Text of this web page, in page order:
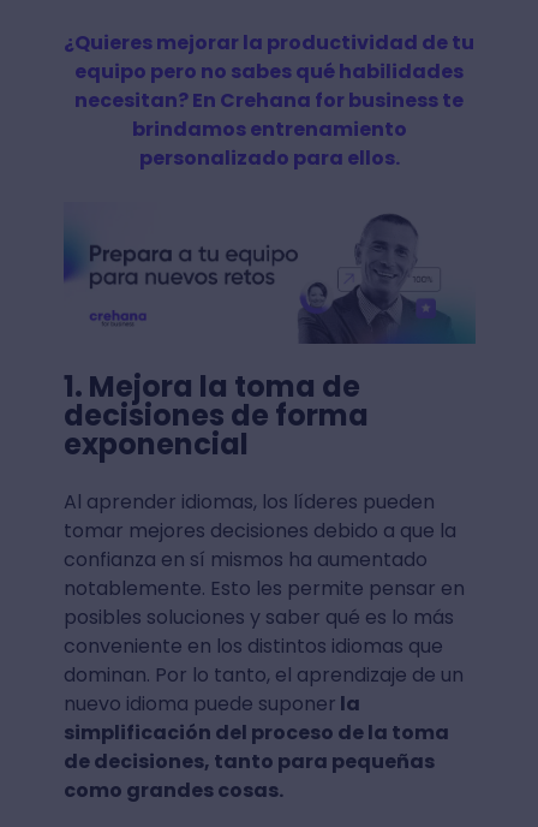
¿Quieres mejorar la productividad de tu
equipo pero no sabes qué habilidades
necesitan? En Crehana for business te
brindamos entrenamiento
personalizado para ellos.
1. Mejora la toma de
decisiones de forma
exponencial
Al aprender idiomas, los líderes pueden
tomar mejores decisiones debido a que la
confianza en sí mismos ha aumentado
notablemente. Esto les permite pensar en
posibles soluciones y saber qué es lo más
conveniente en los distintos idiomas que
dominan. Por lo tanto, el aprendizaje de un
nuevo idioma puede suponer la
simplificación del proceso de la toma
de decisiones, tanto para pequeñas
como grandes cosas.